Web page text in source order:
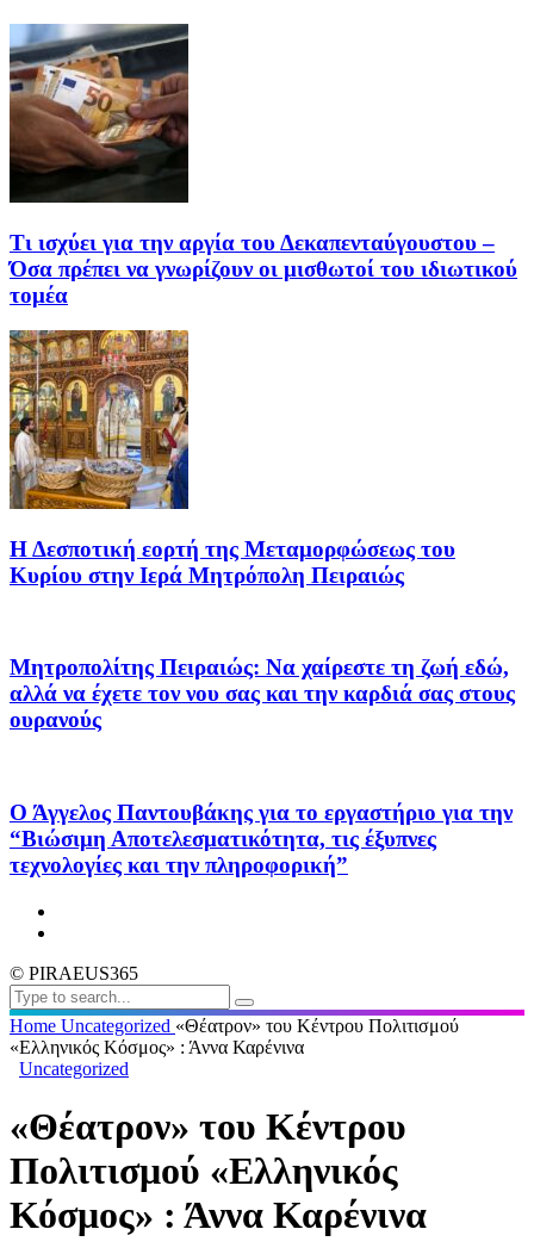
Τι ισχύει για την αργία του Δεκαπενταύγουστου –
Όσα πρέπει να γνωρίζουν οι μισθωτοί του ιδιωτικού
τομέα
Η Δεσποτική εορτή της Μεταμορφώσεως του
Κυρίου στην Ιερά Μητρόπολη Πειραιώς
Μητροπολίτης Πειραιώς: Να χαίρεστε τη ζωή εδώ,
αλλά να έχετε τον νου σας και την καρδιά σας στους
ουρανούς
Ο Άγγελος Παντουβάκης για το εργαστήριο για την
“Βιώσιμη Αποτελεσματικότητα, τις έξυπνες
τεχνολογίες και την πληροφορική”
© PIRAEUS365
Home Uncategorized «Θέατρον» του Κέντρου Πολιτισμού
«Ελληνικός Κόσμος» : Άννα Καρένινα
Uncategorized
«Θέατρον» του Κέντρου
Πολιτισμού «Ελληνικός
Κόσμος» : Άννα Καρένινα